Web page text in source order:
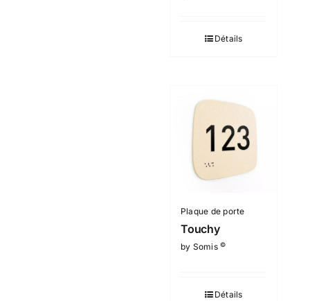
Détails
Plaque de porte
Touchy
by Somis©
Détails